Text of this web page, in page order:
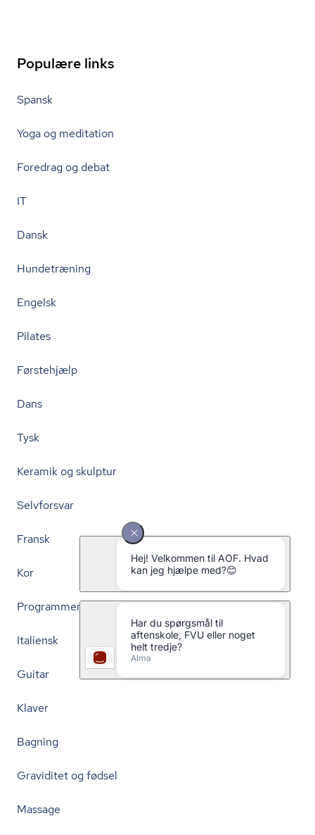
Populære links
Spansk
Yoga og meditation
Foredrag og debat
IT
Dansk
Hundetræning
Engelsk
Pilates
Førstehjælp
Dans
Tysk
Keramik og skulptur
Selvforsvar
Fransk
Kor
Programmering
Italiensk
Guitar
Klaver
Bagning
Graviditet og fødsel
Massage